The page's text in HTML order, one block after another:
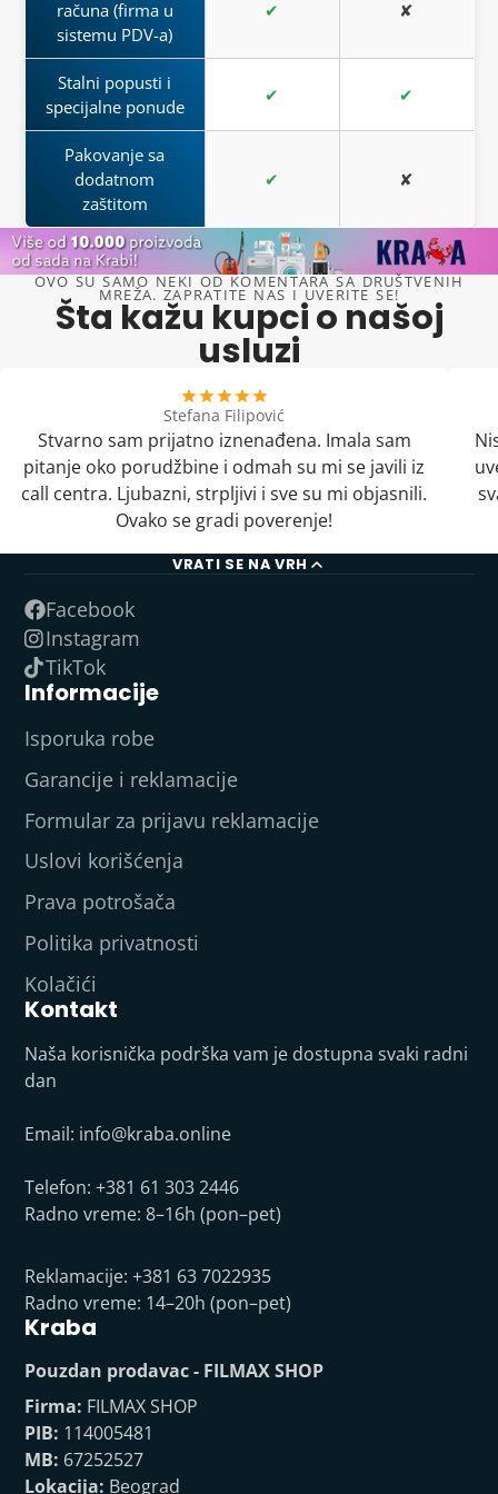
računa (firma u
sistemu PDV-a)
✔ ✘
Stalni popusti i
specijalne ponude
✔ ✔
Pakovanje sa
dodatnom
zaštitom
✔ ✘
OVO SU SAMO NEKI OD KOMENTARA SA DRUŠTVENIH
MREŽA. ZAPRATITE NAS I UVERITE SE!
Šta kažu kupci o našoj
usluzi
Stefana Filipović
Stvarno sam prijatno iznenađena. Imala sam
pitanje oko porudžbine i odmah su mi se javili iz
call centra. Ljubazni, strpljivi i sve su mi objasnili.
Ovako se gradi poverenje!
VRATI SE NA VRH
Facebook
Instagram
TikTok
Informacije
Isporuka robe
Garancije i reklamacije
Formular za prijavu reklamacije
Uslovi korišćenja
Prava potrošača
Politika privatnosti
Kolačići
Kontakt
Naša korisnička podrška vam je dostupna svaki radni
dan
Email: info@kraba.online
Telefon: +381 61 303 2446
Radno vreme: 8–16h (pon–pet)
Reklamacije: +381 63 7022935
Radno vreme: 14–20h (pon–pet)
Kraba
Pouzdan prodavac - FILMAX SHOP
Firma: FILMAX SHOP
PIB: 114005481
MB: 67252527
Lokacija: Beograd